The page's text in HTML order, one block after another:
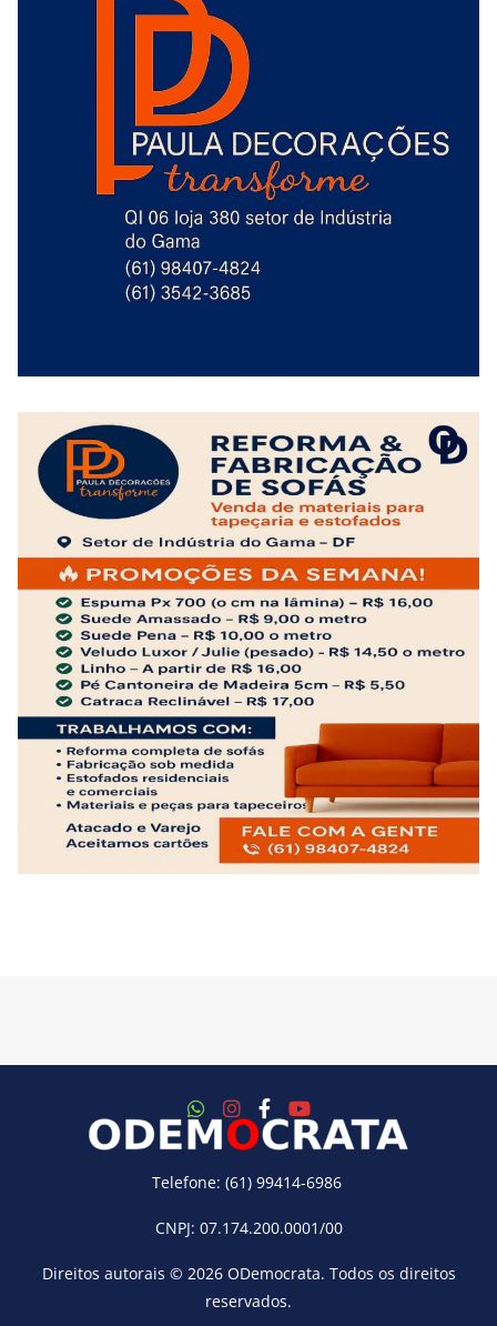
Telefone: (61) 99414-6986
CNPJ: 07.174.200.0001/00
Direitos autorais © 2026 ODemocrata. Todos os direitos
reservados.